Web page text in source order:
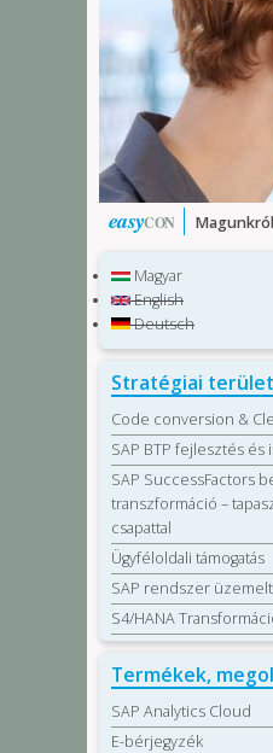
easyCON Magunkról
Magyar
English
Deutsch
Stratégiai
Code conversion &
SAP BTP fejlesztés és
SAP SuccessFactors
transzformáció –
csapattal
Ügyféloldali támogatás
SAP rendszer
S4/HANA
Termékek,
SAP Analytics Cloud
E-bérjegyzék